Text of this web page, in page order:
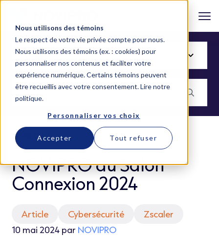
Nous utilisons des témoins
Le respect de votre vie privée compte pour nous.
Nous utilisons des témoins (ex. : cookies) pour
personnaliser nos contenus et faciliter votre
expérience numérique. Certains témoins peuvent
être recueillis avec votre consentement.Lire notre
politique.
Personnaliser vos choix
Accepter Tout refuser
BLOGUE
NOVIPRO au Salon
Connexion 2024
Article Cybersécurité
Zscaler
10 mai 2024 par NOVIPRO